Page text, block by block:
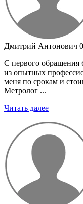
Дмитрий Антонович
С первого обращения
из опытных
меня по срокам и
Метролог ...
Читать далее